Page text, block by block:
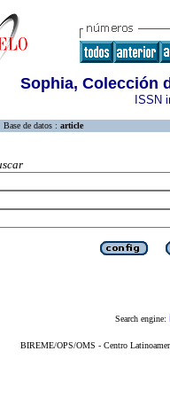
Sophia, Colección
ISSN
Base de datos : article
Search engine:
BIREME/OPS/OMS - Centro